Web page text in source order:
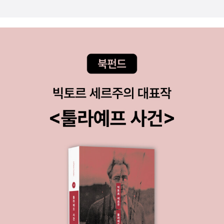
per, 1979 56. Robert Ludlum, The Bourne Identity, 1980 잃
어버린 얼굴 57. Eric Van Lustbader, The Ninja, 1980 58. Tho
mas Harris, Red Dragon 1981 레드 드래건59. Tom Clancy, T
he Hunt for Red October,1984 붉은 10월호 60. Dale Brown,
Flight of the Old Dog, 1987 61. Nelson DeMille, The Charm
School,1988 62. Dean Koontz, Watchers, 1988 와처스63. K
atherine Neville, The Eight, 1988 디 에이트 64. John Grisha
m, The Firm, 1991 그래서 그들은 바다로 갔다 65. James Patter
son, Along Came a Spider, 1992 스파이더 게임66. Stephen H
unter, Point of Impact, 199367. Caleb Carr, The Alienist, 19
94이스트 사이드의 남자68. John Lescroart, The Thirteenth J
uror, 1994 69. Tami Hoag, Night Sins, 1995 70. David Bald
미야베 미유키를 느껴보시기 바랍니다.마술사가 너무 많다도 SF 추
기 바랍니다.===============================
======================================
중에서 생각나는데로 뽑았습니다.한글 파일을 이용해서 소장하고 있
는 것과는 다릅니다.그리고 최대한 절판이나 품절도서는 포함시키지
않으려고 했는데 그 사이 어찌됐는지 모르겠네요.저는 그냥 추리소설
보다 몇 권 읽어나가시면서 스스로 좋아하는 추리소설을 발견하는 기
쁨을 누리시기 바랍니다.읽다보면 누구는 최고라고 해도 본인은 아닌
경우도 있고 누구는 별로라고 했지만 자신에게는 좋은 작품인 경우가
있으니까요.그건 님께서 잘 아실테죠.많은 작품들이 서로 겹칩니다.
아가사 크리스티, 모리스 르블랑, 코넌 도일, 엘러리 퀸의 작품은 뺐습
니다. 이건 기본이거든요.그리고 저 작품 중에 포함 되지 않았지만 좋
y, 6 January 1940) 'Money and the Woman' (serialized in Li
berty, 1940) 'Pay-Off Girl' (Esquire, August 1952) 'Cigarett
e Girl' (Manhunt, May 1953) 담배 파는 여자'Two O'Clock Blo
ondon's Adventure Magazine, October 1958) 'The Visitor'